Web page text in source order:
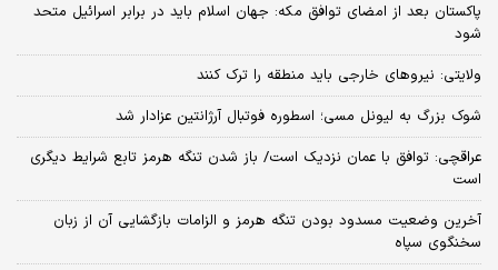
پاکستان بعد از امضای توافق مکه: جهان اسلام باید در برابر اسرائیل متحد
شود
ولایتی: نیروهای خارجی باید منطقه را ترک کنند
شوک بزرگ به لیونل مسی؛ اسطوره فوتبال آرژانتین عزادار شد
عراقچی: توافق با عمان نزدیک است/ باز شدن تنگه هرمز تابع شرایط دیگری
است
آخرین وضعیت مسدود بودن تنگه هرمز و الزامات بازگشایی آن از زبان
سخنگوی سپاه